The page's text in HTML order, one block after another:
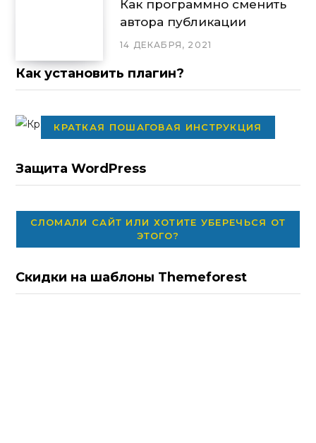
Как программно сменить
автора публикации
14 ДЕКАБРЯ, 2021
Как установить плагин?
КРАТКАЯ ПОШАГОВАЯ ИНСТРУКЦИЯ
Защита WordPress
СЛОМАЛИ САЙТ ИЛИ ХОТИТЕ УБЕРЕЧЬСЯ ОТ
ЭТОГО?
Скидки на шаблоны Themeforest